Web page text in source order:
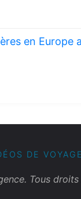
en Europe
DE VOYAGE
Tous